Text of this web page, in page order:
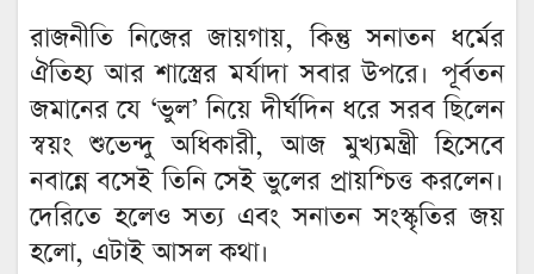
রাজনীতি নিজের জায়গায়, কিন্তু সনাতন ধর্মের
ঐতিহ্য আর শাস্ত্রের মর্যাদা সবার উপরে। পূর্বতন
জমানের যে ‘ভুল’ নিয়ে দীর্ঘদিন ধরে সরব ছিলেন
স্বয়ং শুভেন্দু অধিকারী, আজ মুখ্যমন্ত্রী হিসেবে
নবান্নে বসেই তিনি সেই ভুলের প্রায়শ্চিত্ত করলেন।
দেরিতে হলেও সত্য এবং সনাতন সংস্কৃতির জয়
হলো, এটাই আসল কথা।